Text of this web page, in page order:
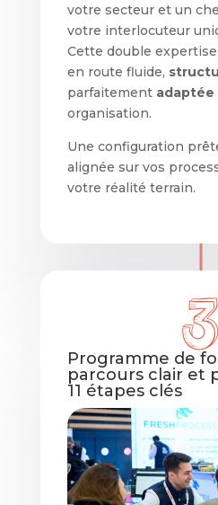
votre secteur et un
votre interlocuteur
Cette double
en route fluide,
parfaitement adaptée
organisation.
Une configuration
alignée sur vos
votre réalité terrain.
Programme de
parcours clair et
11 étapes clés